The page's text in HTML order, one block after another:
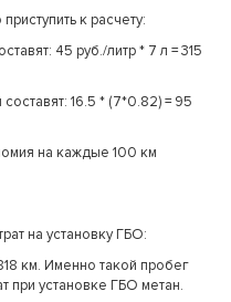
к расчету:
45 руб./литр * 7 л = 315
16.5 * (7*0.82) = 95
на каждые 100 км
на установку ГБО:
км. Именно такой пробег
при установке ГБО метан.